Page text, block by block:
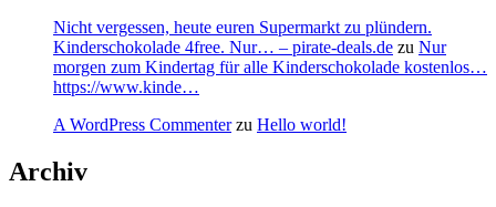
Nicht vergessen, heute euren Supermarkt zu plündern.
Kinderschokolade 4free. Nur… – pirate-deals.de zu Nur
morgen zum Kindertag für alle Kinderschokolade kostenlos…
https://www.kinde…
A WordPress Commenterzu Hello world!
Archiv